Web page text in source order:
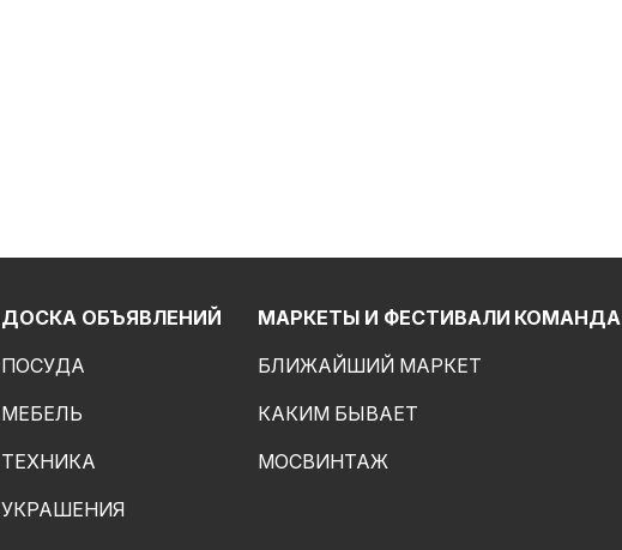
ДОСКА ОБЪЯВЛЕНИЙ
ПОСУДА
МЕБЕЛЬ
ТЕХНИКА
УКРАШЕНИЯ
МАРКЕТЫ И ФЕСТИВАЛИ
БЛИЖАЙШИЙ МАРКЕТ
КАКИМ БЫВАЕТ
МОСВИНТАЖ
КОМАНДА